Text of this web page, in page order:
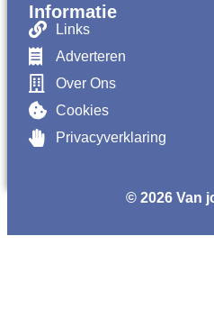
Informatie
Links
Adverteren
Over Ons
Cookies
Privacyverklaring
© 2026 Van